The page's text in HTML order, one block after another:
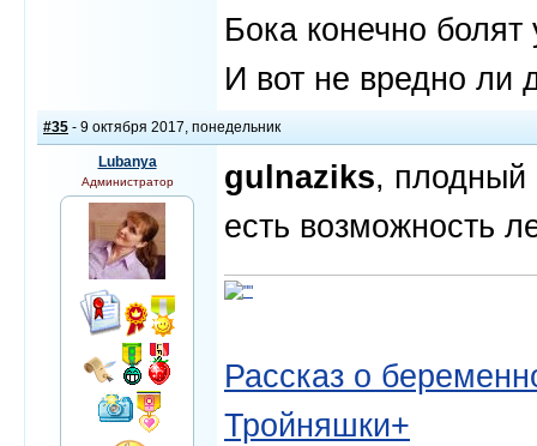
Бока конечно
И вот не вредно ли
#35 - 9 октября 2017, понедельник
Lubanya
Администратор gulnaziks, плодный
есть возможность
Рассказ о
Тройняшки+